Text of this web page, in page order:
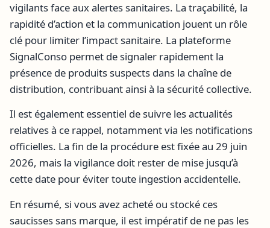
vigilants face aux alertes sanitaires. La traçabilité, la
rapidité d’action et la communication jouent un rôle
clé pour limiter l’impact sanitaire. La plateforme
SignalConso permet de signaler rapidement la
présence de produits suspects dans la chaîne de
distribution, contribuant ainsi à la sécurité collective.
Il est également essentiel de suivre les actualités
relatives à ce rappel, notamment via les notifications
officielles. La fin de la procédure est fixée au 29 juin
2026, mais la vigilance doit rester de mise jusqu’à
cette date pour éviter toute ingestion accidentelle.
En résumé, si vous avez acheté ou stocké ces
saucisses sans marque, il est impératif de ne pas les